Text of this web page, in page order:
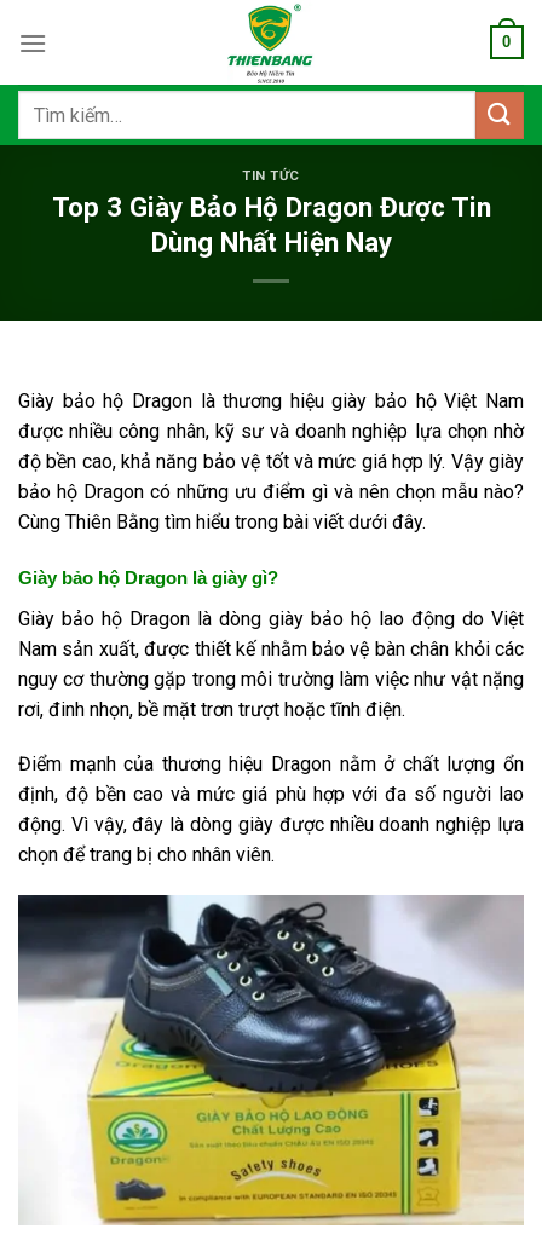
qua
dung
0
Tìm
TIN TỨC
Top 3 Giày Bảo Hộ Dragon Được Tin
Dùng Nhất Hiện Nay
Giày bảo hộ Dragon là thương hiệu giày bảo hộ Việt Nam
được nhiều công nhân, kỹ sư và doanh nghiệp lựa chọn nhờ
độ bền cao, khả năng bảo vệ tốt và mức giá hợp lý. Vậy giày
bảo hộ Dragon có những ưu điểm gì và nên chọn mẫu nào?
Cùng Thiên Bằng tìm hiểu trong bài viết dưới đây.
Giày bảo hộ Dragon là giày gì?
Giày bảo hộ Dragon là dòng giày bảo hộ lao động do Việt
Nam sản xuất, được thiết kế nhằm bảo vệ bàn chân khỏi các
nguy cơ thường gặp trong môi trường làm việc như vật nặng
rơi, đinh nhọn, bề mặt trơn trượt hoặc tĩnh điện.
Điểm mạnh của thương hiệu Dragon nằm ở chất lượng ổn
định, độ bền cao và mức giá phù hợp với đa số người lao
động. Vì vậy, đây là dòng giày được nhiều doanh nghiệp lựa
chọn để trang bị cho nhân viên.